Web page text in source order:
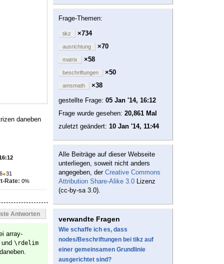
daneben
●31
Rate: 0%
Antworten
array-
und \rdelim
Frage-Themen:
tikz ×734
ausrichtung ×70
matrix ×58
beschriftungen ×50
amsmath
×38
gestellte Frage: 05 Jan '14, 16:12
Frage wurde gesehen: 20,861 Mal
zuletzt geändert: 10 Jan '14, 11:44
Alle Beiträge auf dieser Webseite
unterliegen, soweit nicht anders
angegeben, der Creative Commons
Attribution Share-Alike 3.0 Lizenz
(cc-by-sa 3.0).
verwandte Fragen
Wie schaffe ich es, dass
nodes/Beschriftungen bei tikz auf
einer gemeinsamen Grundlinie
ausgerichtet sind?